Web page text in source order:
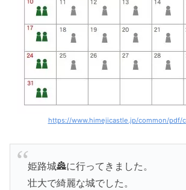
https://www.himejicastle.jp/common/pdf/
姫路城🏯に行ってきました。
壮大で綺麗な城でした。